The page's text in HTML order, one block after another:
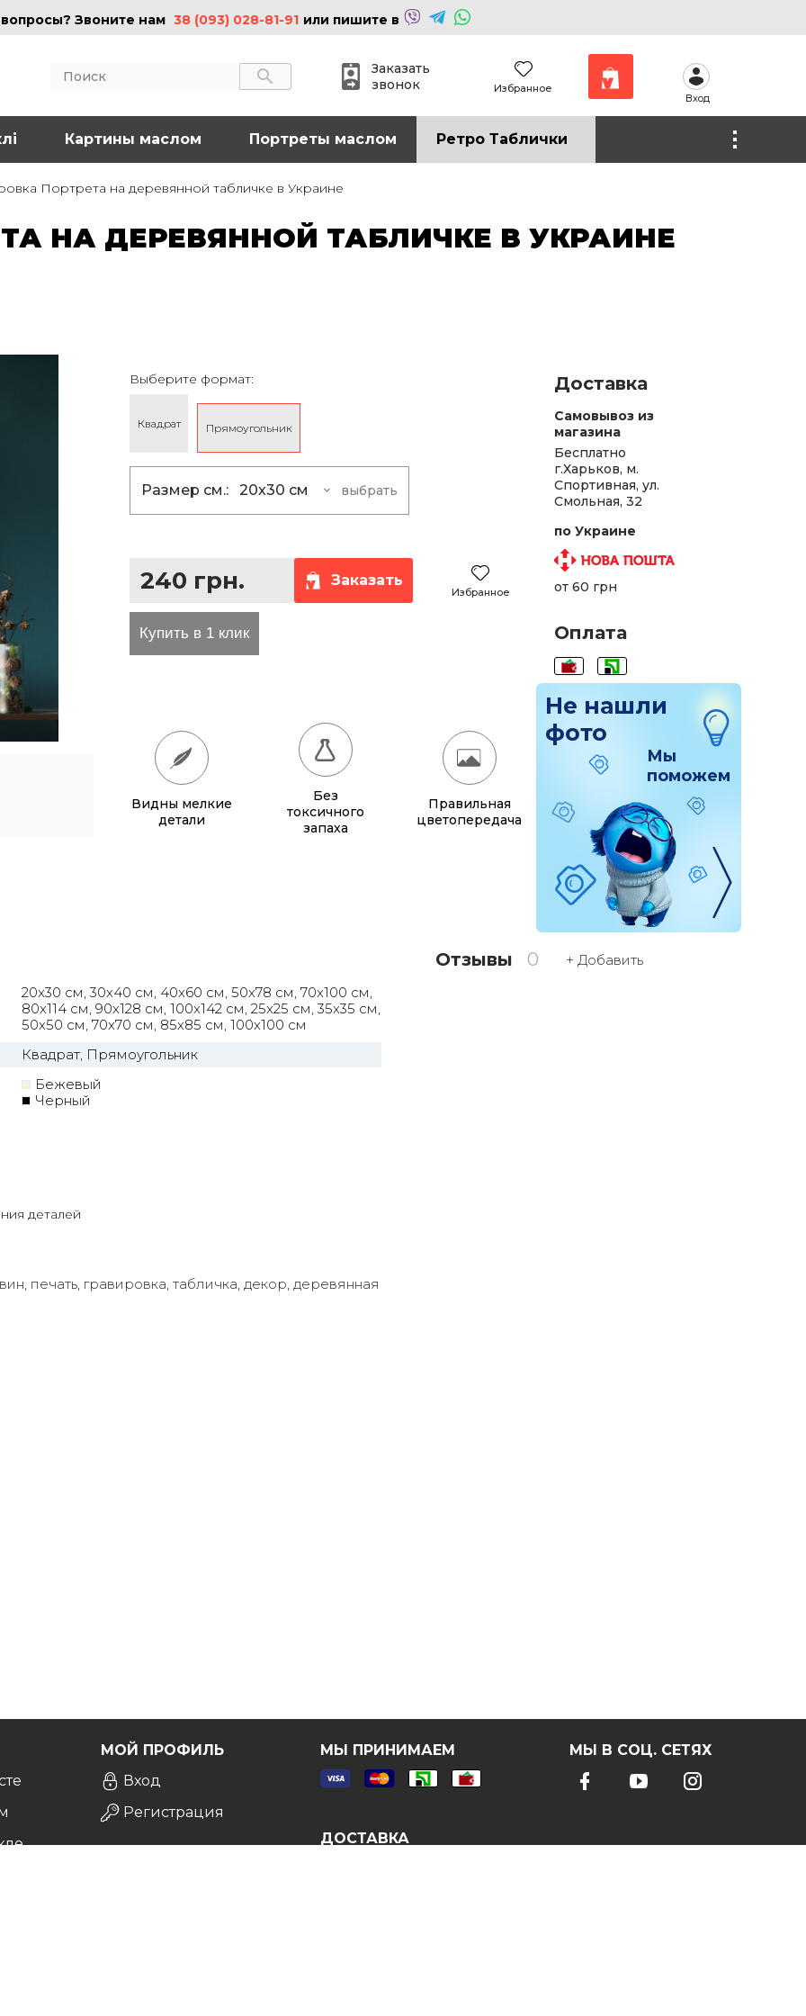
Звоните нам 38 (093) 028-81-91 или пишите в
Заказать
звонок
Избранное
Вход
Картины маслом Портреты маслом Ретро Таблички
Портрета на деревянной табличке в Украине
НА ДЕРЕВЯННОЙ ТАБЛИЧКЕ В УКРАИНЕ
Выберите формат:
Квадрат Прямоугольник
Размер см.: 20x30 см выбрать
240 грн.
40x60 см 960 грн.
50x78 см
90x128 см 4 608 грн.
100x142 см 5 680 грн.
240 грн. Заказать
Избранное
Видны мелкие
детали
Без
токсичного
запаха
Правильная
цветопередача
20x30 см, 30х40 см, 40x60 см, 50x78 см, 70x100 см,
80x114 см, 90x128 см, 100x142 см, 25x25 см, 35x35 см,
50x50 см, 70x70 см, 85x85 см, 100x100 см
Квадрат, Прямоугольник
Бежевый
Черный
деталей
, печать, гравировка, табличка, декор, деревянная
Отзывы 0 + Добавить
Доставка
Самовывоз из
магазина
Бесплатно
г.Харьков, м.
Спортивная, ул.
Смольная, 32
по Украине
от 60 грн
Оплата
Не нашли
фото
Мы
поможем
МОЙ ПРОФИЛЬ
Вход
Регистрация
МЫ ПРИНИМАЕМ
ДОСТАВКА
МЫ В СОЦ. СЕТЯХ
(093) 028-81-91
vip.com.ua
ИНФОРМАЦИЯ
Картины на холсте
Картины на стекле
Наши работы